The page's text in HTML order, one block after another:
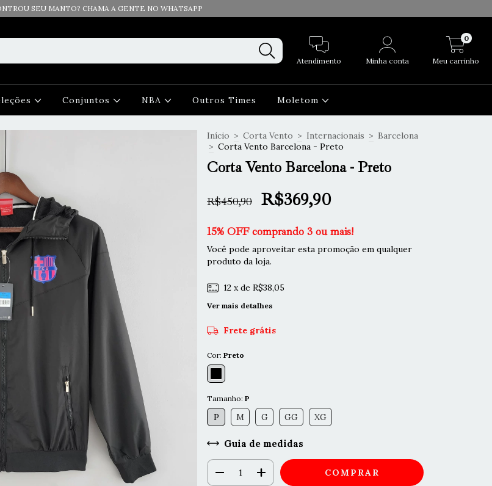
SEU MANTO? CHAMA A GENTE NO WHATSAPP
Atendimento Minha conta Meu carrinho
0
Conjuntos NBA Outros Times Moletom
Início > Corta Vento > Internacionais > Barcelona
> Corta Vento Barcelona - Preto
Corta Vento Barcelona - Preto
R$450,90 R$369,90
15% OFF comprando 3 ou mais!
Você pode aproveitar esta promoção em qualquer
produto da loja.
12 x de R$38,05
Ver mais detalhes
Frete grátis
Cor: Preto
Tamanho: P
P M G GG XG
Guia de medidas